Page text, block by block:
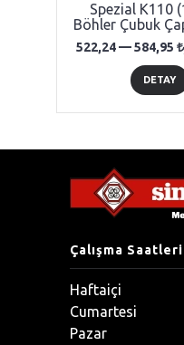
Spezial K110
Böhler Çubuk
522,24 —584,95
DETAY
Çalışma Saatleri
Haftaiçi
Cumartesi
Pazar